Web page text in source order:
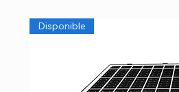
Disponible